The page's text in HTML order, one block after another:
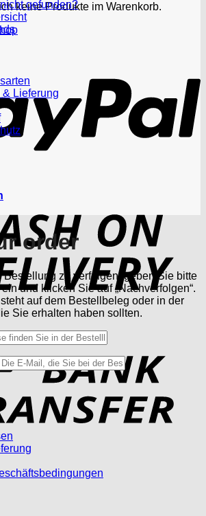
keine Produkte im Warenkorb.
gefunden?
& Lieferung
order
Bestellung zu verfolgen, geben Sie bitte
und klicken Sie auf „Nachverfolgen“.
auf dem Bestellbeleg oder in der
Sie erhalten haben sollten.